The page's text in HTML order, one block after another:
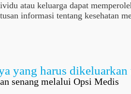
atau keluarga dapat
informasi tentang kesehatan
yang harus
senang melalui Opsi Medis